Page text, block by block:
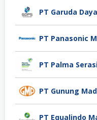
PT Garuda
PT Panasonic
PT Palma
PT Gunung